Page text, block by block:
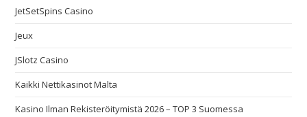
JetSetSpins Casino
Jeux
JSlotz Casino
Kaikki Nettikasinot Malta
Kasino Ilman Rekisteröitymistä 2026 – TOP 3 Suomessa